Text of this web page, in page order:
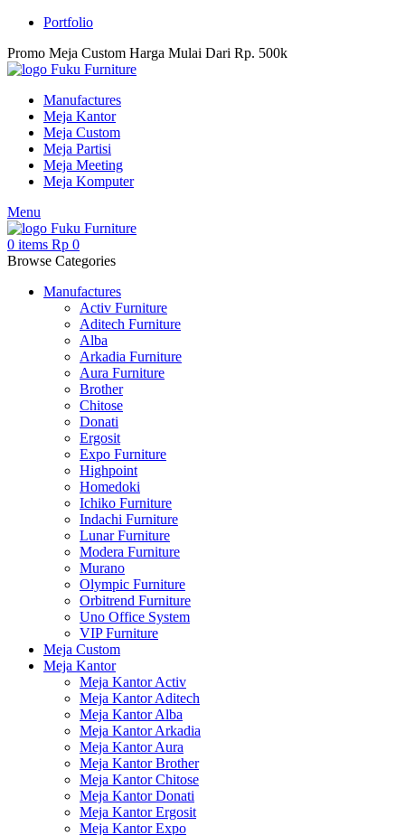
Portfolio
Promo Meja Custom Harga Mulai Dari Rp. 500k
Manufactures
Meja Kantor
Meja Custom
Meja Partisi
Meja Meeting
Meja Komputer
Menu
0 items Rp 0
Browse Categories
Manufactures
Activ Furniture
Aditech Furniture
Alba
Arkadia Furniture
Aura Furniture
Brother
Chitose
Donati
Ergosit
Expo Furniture
Highpoint
Homedoki
Ichiko Furniture
Indachi Furniture
Lunar Furniture
Modera Furniture
Murano
Olympic Furniture
Orbitrend Furniture
Uno Office System
VIP Furniture
Meja Custom
Meja Kantor
Meja Kantor Activ
Meja Kantor Aditech
Meja Kantor Alba
Meja Kantor Arkadia
Meja Kantor Aura
Meja Kantor Brother
Meja Kantor Chitose
Meja Kantor Donati
Meja Kantor Ergosit
Meja Kantor Expo